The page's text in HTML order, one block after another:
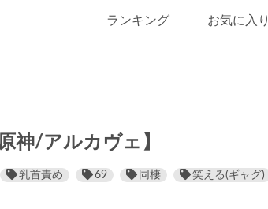
ランキング お気に入り
神/アルカヴェ】
乳首責め 69 同棲
笑える(ギャグ)